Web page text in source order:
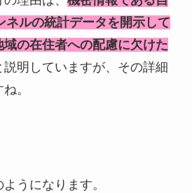
ネルの統計データを開示して
の在住者への配慮に欠けた
説明していますが、その詳細
。
うになります。